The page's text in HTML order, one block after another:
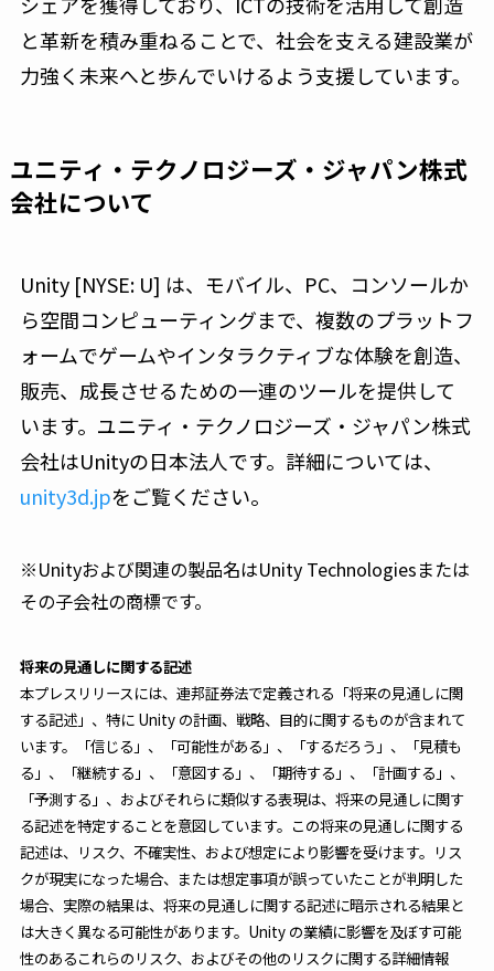
と革新を積み重ねることで、社会を支える建設業が
力強く未来へと歩んでいけるよう支援しています。
ユニティ・テクノロジーズ・ジャパン株式
会社について
Unity [NYSE: U] は、モバイル、PC、コンソールか
ら空間コンピューティングまで、複数のプラットフ
ォームでゲームやインタラクティブな体験を創造、
販売、成長させるための一連のツールを提供して
います。ユニティ・テクノロジーズ・ジャパン株式
会社はUnityの日本法人です。詳細については、
unity3d.jpをご覧ください。
※Unityおよび関連の製品名はUnity Technologiesまたは
その子会社の商標です。
将来の見通しに関する記述
本プレスリリースには、連邦証券法で定義される「将来の見通しに関
する記述」、特に Unity の計画、戦略、目的に関するものが含まれて
います。「信じる」、「可能性がある」、「するだろう」、「見積も
る」、「継続する」、「意図する」、「期待する」、「計画する」、
「予測する」、およびそれらに類似する表現は、将来の見通しに関す
る記述を特定することを意図しています。この将来の見通しに関する
記述は、リスク、不確実性、および想定により影響を受けます。リス
クが現実になった場合、または想定事項が誤っていたことが判明した
場合、実際の結果は、将来の見通しに関する記述に暗示される結果と
は大きく異なる可能性があります。Unity の業績に影響を及ぼす可能
性のあるこれらのリスク、およびその他のリスクに関する詳細情報